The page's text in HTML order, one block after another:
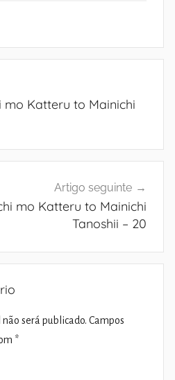
mo Katteru to Mainichi
Artigo seguinte
mo Katteru to Mainichi
Tanoshii – 20
será publicado. Campos
*